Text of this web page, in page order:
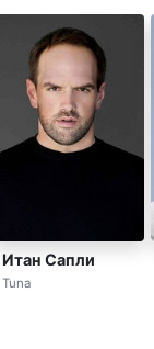
Итан Сапли
Tuna